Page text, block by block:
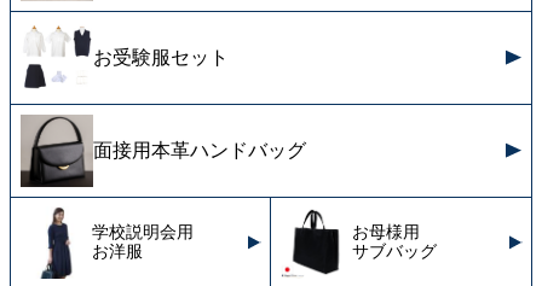
お受験服セット
面接用本革ハンドバッグ
学校説明会用
お洋服
お母様用
サブバッグ